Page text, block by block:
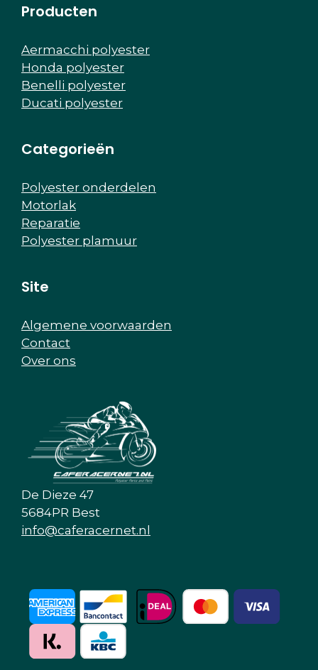
Producten
Aermacchi polyester
Honda polyester
Benelli polyester
Ducati polyester
Categorieën
Polyester onderdelen
Motorlak
Reparatie
Polyester plamuur
Site
Algemene voorwaarden
Contact
Over ons
De Dieze 47
5684PR Best
info@caferacernet.nl